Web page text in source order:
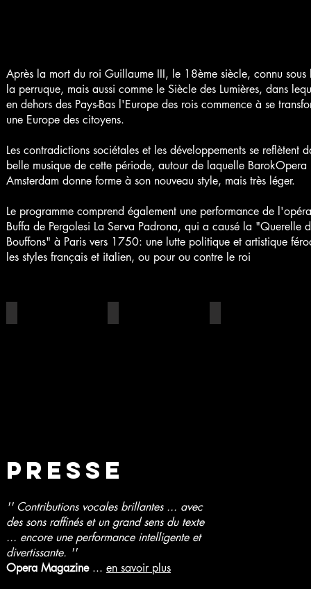
Après la mort du roi Guillaume III, le 18ème siècle, connu sous
la perruque, mais aussi comme le Siècle des Lumières, dans
en dehors des Pays-Bas l'Europe des rois commence à se
une Europe des citoyens.
Les contradictions sociétales et les développements se reflètent
belle musique de cette période, autour de laquelle BarokOpera
Amsterdam donne forme à son nouveau style, mais très léger.
Le programme comprend également une performance de
Buffa de Pergolesi La Serva Padrona, qui a causé la "Querelle
Bouffons" à Paris vers 1750: une lutte politique et artistique
les styles français et italien, ou pour ou contre le roi
PRESSE
'' Contributions vocales brillantes ... avec
des sons raffinés et un grand sens du texte
... encore une performance intelligente et
divertissante. ''
Opera Magazine... en savoir plus